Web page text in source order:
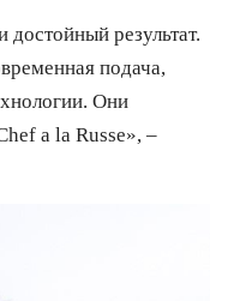
результат.
подача,
Они
a la Russe», –